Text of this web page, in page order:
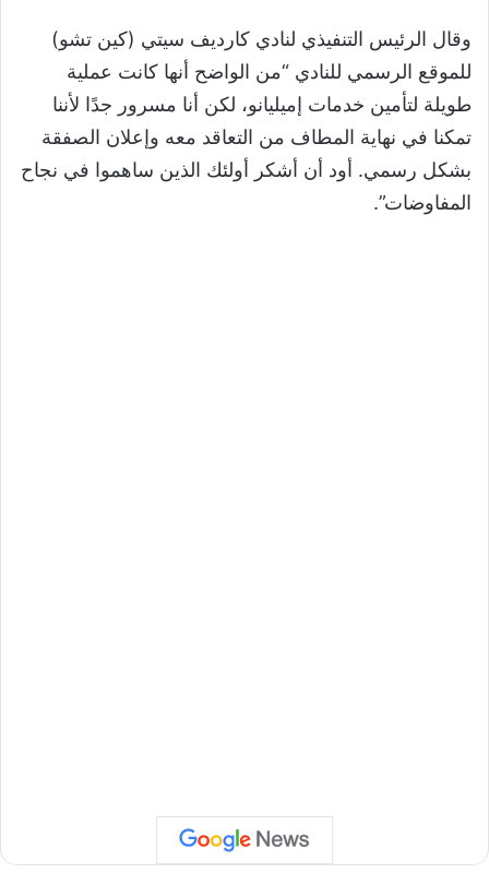
وقال الرئيس التنفيذي لنادي كارديف سيتي (كين تشو)
للموقع الرسمي للنادي “من الواضح أنها كانت عملية
طويلة لتأمين خدمات إميليانو، لكن أنا مسرور جدًا لأننا
تمكنا في نهاية المطاف من التعاقد معه وإعلان الصفقة
بشكل رسمي. أود أن أشكر أولئك الذين ساهموا في نجاح
المفاوضات”.